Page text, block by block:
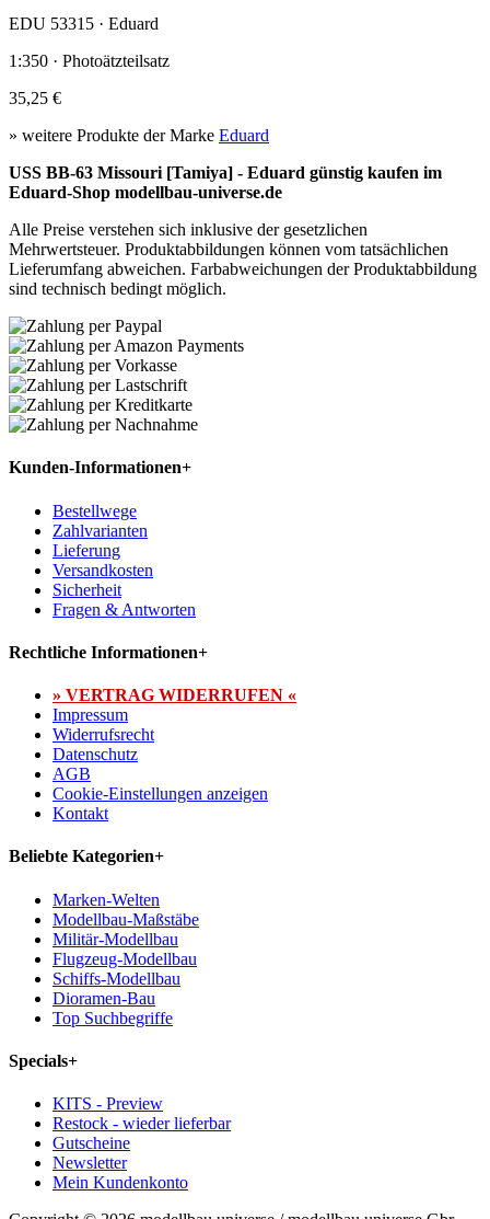
EDU 53315 · Eduard
1:350 · Photoätzteilsatz
35,25 €
» weitere Produkte der Marke Eduard
USS BB-63 Missouri [Tamiya] - Eduard günstig kaufen im
Eduard-Shop modellbau-universe.de
Alle Preise verstehen sich inklusive der gesetzlichen
Mehrwertsteuer. Produktabbildungen können vom tatsächlichen
Lieferumfang abweichen. Farbabweichungen der Produktabbildung
sind technisch bedingt möglich.
Kunden-Informationen+
Bestellwege
Zahlvarianten
Lieferung
Versandkosten
Sicherheit
Fragen & Antworten
Rechtliche Informationen+
» VERTRAG WIDERRUFEN «
Impressum
Widerrufsrecht
Datenschutz
AGB
Cookie-Einstellungen anzeigen
Kontakt
Beliebte Kategorien+
Marken-Welten
Modellbau-Maßstäbe
Militär-Modellbau
Flugzeug-Modellbau
Schiffs-Modellbau
Dioramen-Bau
Top Suchbegriffe
Specials+
KITS - Preview
Restock - wieder lieferbar
Gutscheine
Newsletter
Mein Kundenkonto